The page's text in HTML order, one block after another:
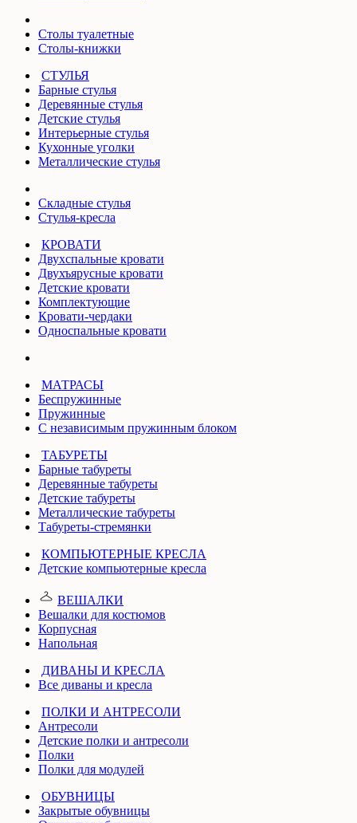
Столы туалетные
Столы-книжки
СТУЛЬЯ
Барные стулья
Деревянные стулья
Детские стулья
Интерьерные стулья
Кухонные уголки
Металлические стулья
Складные стулья
Стулья-кресла
КРОВАТИ
Двухспальные кровати
Двухъярусные кровати
Детские кровати
Комплектующие
Кровати-чердаки
Односпальные кровати
МАТРАСЫ
Беспружинные
Пружинные
С независимым пружинным блоком
ТАБУРЕТЫ
Барные табуреты
Деревянные табуреты
Детские табуреты
Металлические табуреты
Табуреты-стремянки
КОМПЬЮТЕРНЫЕ КРЕСЛА
Детские компьютерные кресла
ВЕШАЛКИ
Вешалки для костюмов
Корпусная
Напольная
ДИВАНЫ И КРЕСЛА
Все диваны и кресла
ПОЛКИ И АНТРЕСОЛИ
Антресоли
Детские полки и антресоли
Полки
Полки для модулей
ОБУВНИЦЫ
Закрытые обувницы